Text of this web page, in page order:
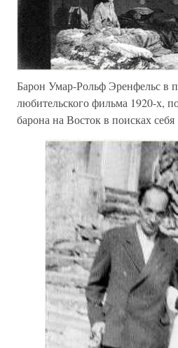
Барон Умар-Рольф Эренфельс в
любительского фильма 1920-х,
барона на Восток в поисках себя